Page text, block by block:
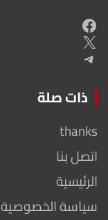
Facebook
X
Telegram
ذات صلة
thanks
اتصل بنا
الرئيسية
سياسة الخصوصية